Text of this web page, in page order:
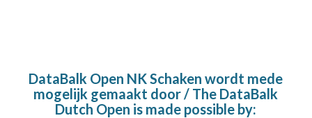
DataBalk Open NK Schaken wordt mede
mogelijk gemaakt door / The DataBalk
Dutch Open is made possible by: